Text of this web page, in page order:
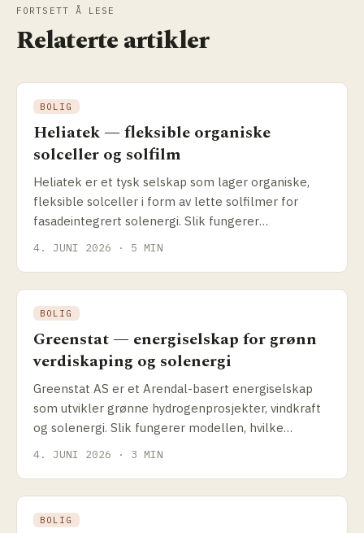
FORTSETT Å LESE
Relaterte artikler
BOLIG
Heliatek — fleksible organiske
solceller og solfilm
Heliatek er et tysk selskap som lager organiske,
fleksible solceller i form av lette solfilmer for
fasadeintegrert solenergi. Slik fungerer
teknologien, og hva passer den til.
4. JUNI 2026 · 5 MIN
BOLIG
Greenstat — energiselskap for grønn
verdiskaping og solenergi
Greenstat AS er et Arendal-basert energiselskap
som utvikler grønne hydrogenprosjekter, vindkraft
og solenergi. Slik fungerer modellen, hvilke
prosjekter selskapet driver og hva det betyr for
4. JUNI 2026 · 3 MIN
BOLIG